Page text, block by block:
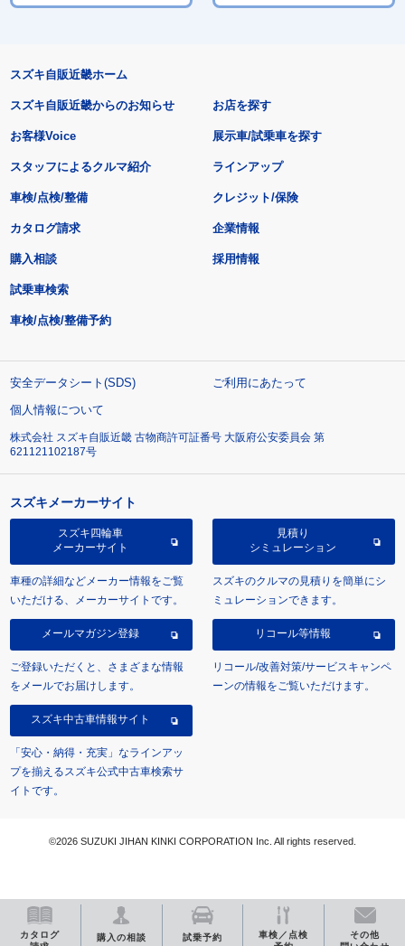
カタログ
購入の相談 試乗予約
車検／点検
その他
スズキ自販近畿ホーム
スズキ自販近畿からのお知らせ
お客様Voice
スタッフによるクルマ紹介
お店を探す
展示車/試乗車を探す
ラインアップ
車検/点検/整備 クレジット/保険
カタログ請求
購入相談
試乗車検索
車検/点検/整備予約
企業情報
採用情報
安全データシート(SDS)
ご利用にあたって
個人情報について
株式会社 スズキ自販近畿 古物商許可証番号 大阪府公安委員会 第
621121102187号
スズキメーカーサイト
スズキ四輪車
メーカーサイト
車種の詳細などメーカー情報をご覧
いただける、メーカーサイトです。
見積り
シミュレーション
スズキのクルマの見積りを簡単にシ
ミュレーションできます。
メールマガジン登録
ご登録いただくと、さまざまな情報
をメールでお届けします。
リコール等情報
リコール/改善対策/サービスキャンペ
ーンの情報をご覧いただけます。
スズキ中古車情報サイト
「安心・納得・充実」なラインアッ
プを揃えるスズキ公式中古車検索サ
イトです。
©2026 SUZUKI JIHAN KINKI CORPORATION Inc. All rights reserved.